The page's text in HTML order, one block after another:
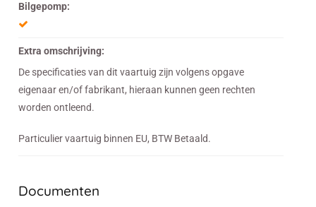
Bilgepomp:
Extra omschrijving:
De specificaties van dit vaartuig zijn volgens opgave
eigenaar en/of fabrikant, hieraan kunnen geen rechten
worden ontleend.
Particulier vaartuig binnen EU, BTW Betaald.
Documenten